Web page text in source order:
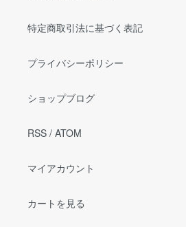
特定商取引法に基づく表記
プライバシーポリシー
ショップブログ
RSS / ATOM
マイアカウント
カートを見る